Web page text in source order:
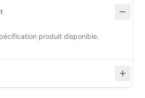
produit disponible.